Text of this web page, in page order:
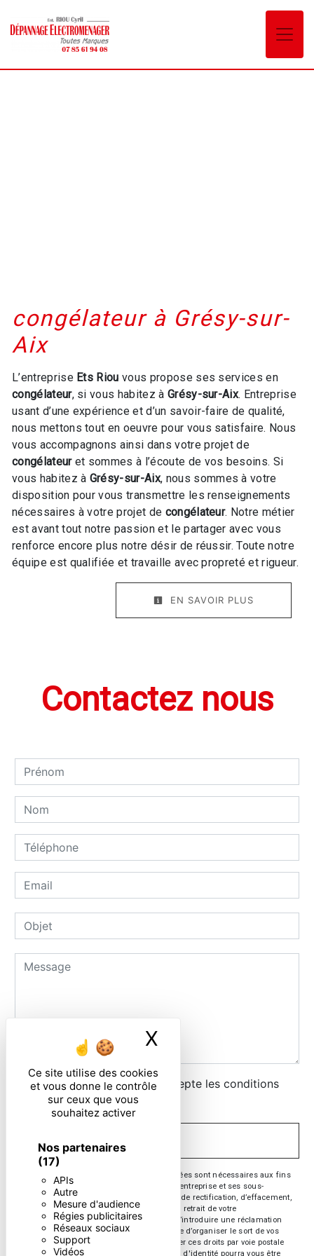
Ce site utilise des cookies
et vous donne le contrôle
sur ceux que vous
souhaitez activer
Nos partenaires
(17)
APIs
Autre
Mesure d'audience
Régies publicitaires
Réseaux sociaux
Support
Vidéos
X
congélateur à Grésy-sur-
Aix
L’entreprise Ets Riou vous propose ses services en
congélateur, si vous habitez à Grésy-sur-Aix. Entreprise
usant d’une expérience et d’un savoir-faire de qualité,
nous mettons tout en oeuvre pour vous satisfaire. Nous
vous accompagnons ainsi dans votre projet de
congélateuret sommes à l’écoute de vos besoins. Si
vous habitez à Grésy-sur-Aix, nous sommes à votre
disposition pour vous transmettre les renseignements
nécessaires à votre projet de congélateur. Notre métier
est avant tout notre passion et le partager avec vous
renforce encore plus notre désir de réussir. Toute notre
équipe est qualifiée et travaille avec propreté et rigueur.
EN SAVOIR PLUS
Contactez nous
En cochant cette case, j'accepte les conditions
particulières ci-dessous **
** Les données personnelles communiquées sont nécessaires aux fins
de vous contacter. Elles sont destinées à l'entreprise et ses sous-
traitants. Vous disposez de droits d’accès, de rectification, d’effacement,
de portabilité, de limitation, d’opposition, de retrait de votre
consentement à tout moment et du droit d’introduire une réclamation
auprès d’une autorité de contrôle, ainsi que d’organiser le sort de vos
données post-mortem. Vous pouvez exercer ces droits par voie postale
ou par courrier électronique. Un justificatif d'identité pourra vous être